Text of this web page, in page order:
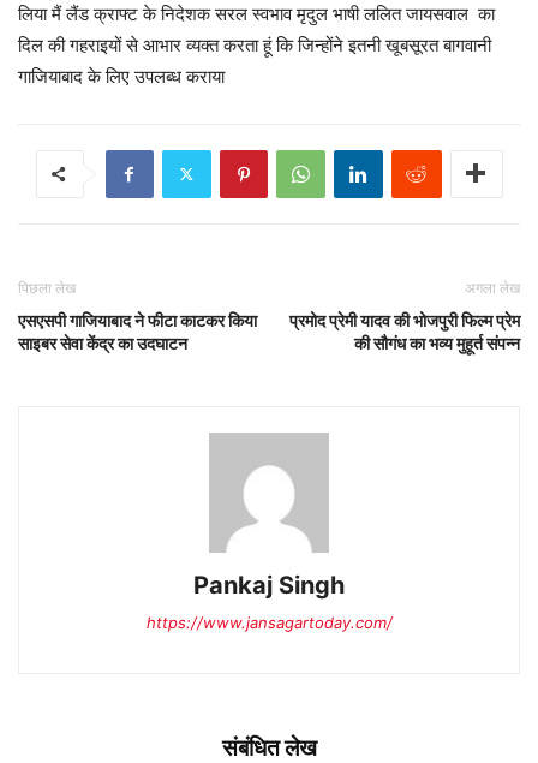
लिया मैं लैंड क्राफ्ट के निदेशक सरल स्वभाव मृदुल भाषी ललित जायसवाल का
दिल की गहराइयों से आभार व्यक्त करता हूं कि जिन्होंने इतनी खूबसूरत बागवानी
गाजियाबाद के लिए उपलब्ध कराया
पिछला लेख
एसएसपी गाजियाबाद ने फीटा काटकर किया
साइबर सेवा केंद्र का उदघाटन
अगला लेख
प्रमोद प्रेमी यादव की भोजपुरी फिल्म प्रेम
की सौगंध का भव्य मुहूर्त संपन्न
Pankaj Singh
https://www.jansagartoday.com/
संबंधित लेख